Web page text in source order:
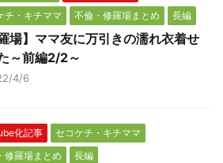
チ・キチママ
不倫・修羅場まとめ 長編
羅場】ママ友に万引きの濡れ衣着せ
～前編2/2～
4/6
化記事
セコケチ・キチママ
修羅場まとめ
長編